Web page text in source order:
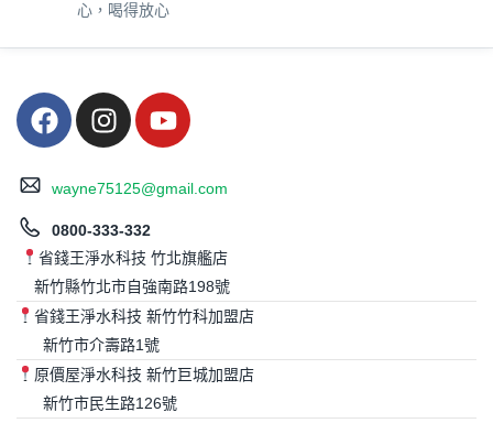
心，喝得放心
wayne75125@gmail.com
0800-333-332
省錢王淨水科技 竹北旗艦店
新竹縣竹北市自強南路198號
省錢王淨水科技 新竹竹科加盟店
新竹市介壽路1號
原價屋淨水科技 新竹巨城加盟店
新竹市民生路126號